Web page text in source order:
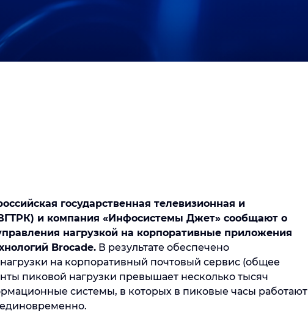
государственная телевизионная и
и компания «Инфосистемы Джет» сообщают о
нагрузкой на корпоративные приложения
Brocade. В результате обеспечено
на корпоративный почтовый сервис (общее
пиковой нагрузки превышает несколько тысяч
системы, в которых в пиковые часы работают
единовременно.